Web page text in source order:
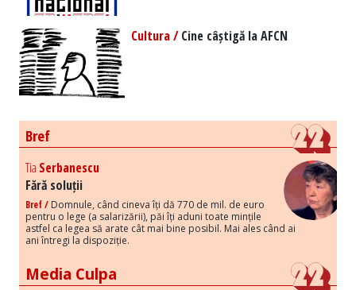
Cultura /Cine câștigă la AFCN
Bref
Tia Serbanescu
Fără soluții
Bref / Domnule, când cineva îți dă 770 de mil. de euro
pentru o lege (a salarizării), păi îți aduni toate mințile
astfel ca legea să arate cât mai bine posibil. Mai ales când ai
ani întregi la dispoziție.
Media Culpa